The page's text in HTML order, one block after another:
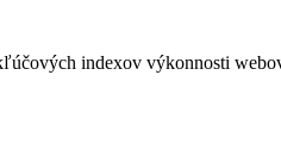
indexov výkonnosti